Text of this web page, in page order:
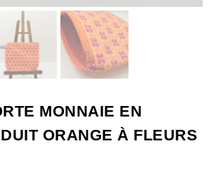
MONNAIE EN
ORANGE À FLEURS